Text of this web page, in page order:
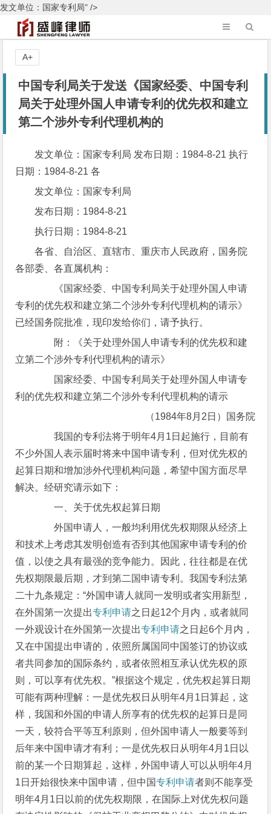
发文单位：国家专利局" />
中国专利局关于发送《国家经委、中国专利
局关于处理外国人申请专利的优先权和建立
第二个涉外专利代理机构的
发文单位：国家专利局 发布日期：1984-8-21 执行
日期：1984-8-21 各
发文单位：国家专利局
发布日期：1984-8-21
执行日期：1984-8-21
各省、自治区、直辖市、重庆市人民政府，国务院
各部委、各直属机构：
《国家经委、中国专利局关于处理外国人申请
专利的优先权和建立第二个涉外专利代理机构的请示》
已经国务院批准，现印发给你们，请予执行。
附：《关于处理外国人申请专利的优先权和建
立第二个涉外专利代理机构的请示》
国家经委、中国专利局关于处理外国人申请专
利的优先权和建立第二个涉外专利代理机构的请示
（1984年8月2日）国务院
我国的专利法将于明年4月1日起施行，目前有
不少外国人表示届时将来中国申请专利，但对优先权的
起算日期和增加涉外代理机构问题，希望中国方面尽早
解决。经研究请示如下：
一、关于优先权起算日期
外国申请人，一般均利用优先权期限从经济上
和技术上考虑其发明创造有否到其他国家申请专利的价
值，以使之具有最强的竞争能力。因此，往往都是在优
先权期限最后期，才到第二国申请专利。我国专利法第
二十九条规定：“外国申请人就同一发明或者实用新型，
在外国第一次提出专利申请之日起12个月内，或者就同
一外观设计在外国第一次提出专利申请之日起6个月内，
又在中国提出申请的，依照所属国同中国签订的协议或
者共同参加的国际条约，或者依照相互承认优先权的原
则，可以享有优先权。”根据这个规定，优先权起算日期
可能有两种理解：一是优先权日从明年4月1日算起，这
样，我国和外国的申请人所享有的优先权的起算日是同
一天，较符合平等互利原则，但外国申请人一般要等到
后年来中国申请才有利；一是优先权日从明年4月1日以
前的某一个日期算起，这样，外国申请人可以从明年4月
1日开始很快来中国申请，但中国专利申请者则不能享受
明年4月1日以前的优先权期限，在国际上对优先权问题
A+